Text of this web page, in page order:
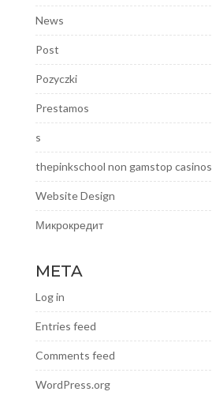
News
Post
Pozyczki
Prestamos
s
thepinkschool non gamstop casinos
Website Design
Микрокредит
META
Log in
Entries feed
Comments feed
WordPress.org